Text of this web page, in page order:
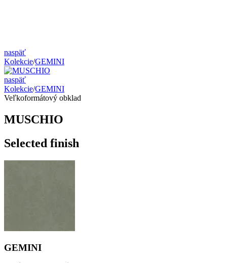
naspäť
Kolekcie/GEMINI
naspäť
Kolekcie/GEMINI
Veľkoformátový obklad
MUSCHIO
Selected finish
GEMINI